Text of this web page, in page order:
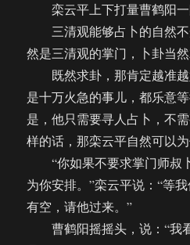
栾云平上下打量曹鹤阳一
三清观能够占卜的自然不
然是三清观的掌门，卜卦当然
既然求卦，那肯定越准越
是十万火急的事儿，都乐意
是，他只需要寻人占卜，不
样的话，那栾云平自然可以为
“你如果不要求掌门师叔
为你安排。”栾云平说：“等
有空，请他过来。”
曹鹤阳摇摇头，说：“我